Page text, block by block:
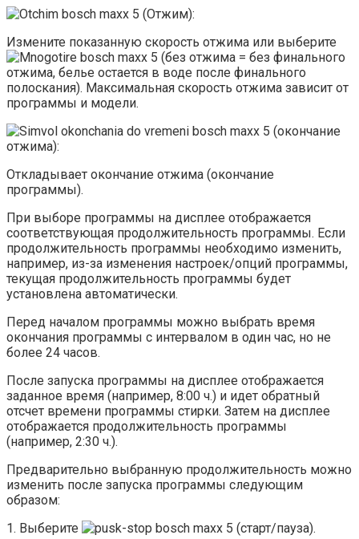
(Отжим):
Измените показанную скорость отжима или выберите
(без отжима = без финального
отжима, белье остается в воде после финального
полоскания). Максимальная скорость отжима зависит от
программы и модели.
(окончание
отжима):
Откладывает окончание отжима (окончание
программы).
При выборе программы на дисплее отображается
соответствующая продолжительность программы. Если
продолжительность программы необходимо изменить,
например, из-за изменения настроек/опций программы,
текущая продолжительность программы будет
установлена автоматически.
Перед началом программы можно выбрать время
окончания программы с интервалом в один час, но не
более 24 часов.
После запуска программы на дисплее отображается
заданное время (например, 8:00 ч.) и идет обратный
отсчет времени программы стирки. Затем на дисплее
отображается продолжительность программы
(например, 2:30 ч.).
Предварительно выбранную продолжительность можно
изменить после запуска программы следующим
образом:
1. Выберите
(старт/пауза).